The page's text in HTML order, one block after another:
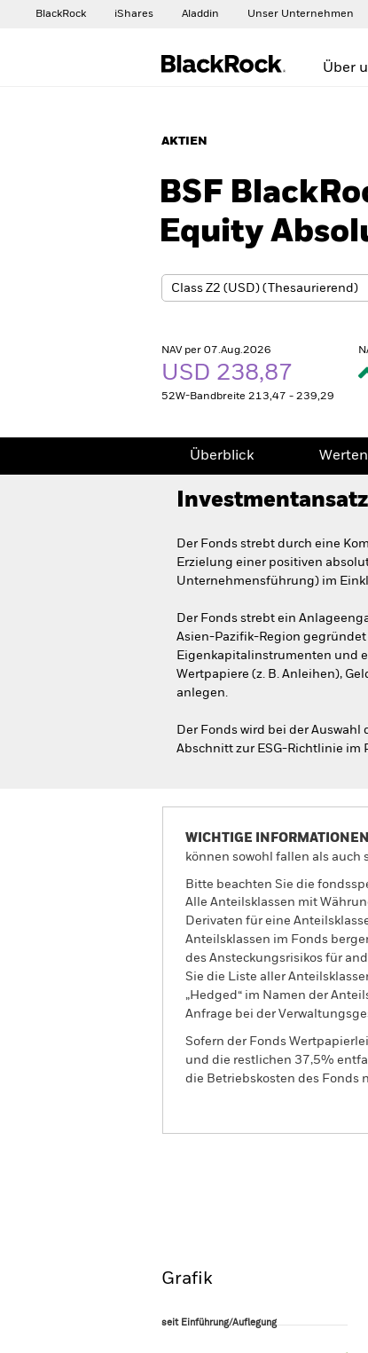
BlackRock iShares Aladdin Unser Unternehmen
Über
AKTIEN
BSF
Equity
NAV per 07.Aug.2026
USD 238,87
52W-Bandbreite 213,47 - 239,29
Überblick
Investmentansatz
Der Fonds strebt durch eine
Erzielung einer positiven
Unternehmensführung) im
Der Fonds strebt ein
Asien-Pazifik-Region
Eigenkapitalinstrumenten und
Wertpapiere (z. B. Anleihen),
anlegen.
Der Fonds wird bei der
Abschnitt zur ESG-Richtlinie im
WICHTIGE
können sowohl fallen als
Bitte beachten Sie die
Alle Anteilsklassen mit
Derivaten für eine
Anteilsklassen im Fonds
des Ansteckungsrisikos für
Sie die Liste aller
„Hedged“ im Namen der
Anfrage bei der
Sofern der Fonds
und die restlichen 37,5%
die Betriebskosten des Fonds
Grafik
seit Einführung/Auflegung
The chart has 1 X axis displaying
seit Einführung/Auflegung